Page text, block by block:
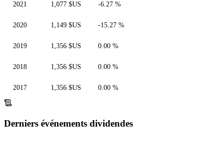
2021 1,077 $US -6.27 %
2020 1,149 $US -15.27 %
2019 1,356 $US 0.00 %
2018 1,356 $US 0.00 %
2017 1,356 $US 0.00 %
Derniers événements dividendes